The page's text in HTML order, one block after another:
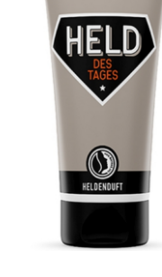
Hochzeitstag,